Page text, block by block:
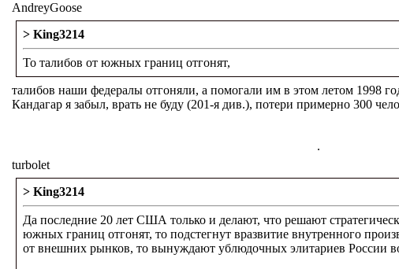
AndreyGoose
> King3214
То талибов от южных границ отгонят,
талибов наши федералы отгоняли, а помогали им в этом летом 1998
Кандагар я забыл, врать не буду (201-я див.), потери примерно 300
.
turbolet
> King3214
Да последние 20 лет США только и делают, что решают
южных границ отгонят, то подстегнут вразвитие внутренного
от внешних рынков, то вынуждают ублюдочных элитариев России